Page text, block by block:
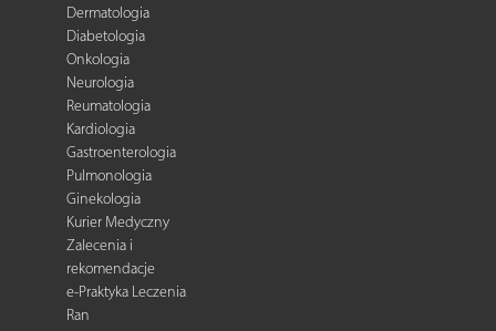
Dermatologia
Diabetologia
Onkologia
Neurologia
Reumatologia
Kardiologia
Gastroenterologia
Pulmonologia
Ginekologia
Kurier Medyczny
Zalecenia i
rekomendacje
e-Praktyka Leczenia
Ran